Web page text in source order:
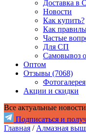
Доставка в
Новости
Как купить?
Как
Частые
Для СП
Самовывоз
Оптом
Отзывы (7068)
Фотогалерея
Акции и скидки
Все актуальные
Подписаться и
Главная / Алмазная